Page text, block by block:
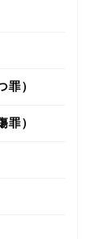
罪）
罪）